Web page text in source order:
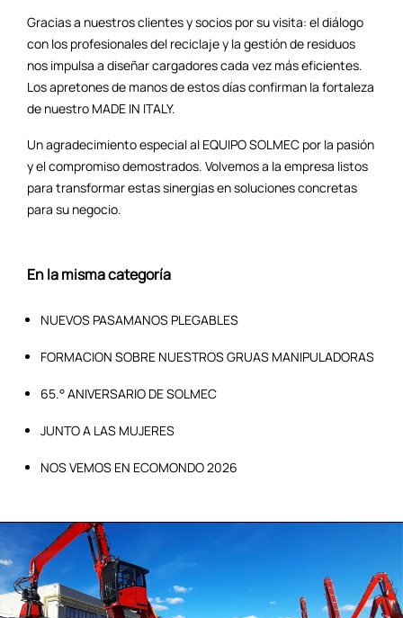
Gracias a nuestros clientes y socios por su visita: el diálogo
con los profesionales del reciclaje y la gestión de residuos
nos impulsa a diseñar cargadores cada vez más eficientes.
Los apretones de manos de estos días confirman la fortaleza
de nuestro MADE IN ITALY.
Un agradecimiento especial al EQUIPO SOLMEC por la pasión
y el compromiso demostrados. Volvemos a la empresa listos
para transformar estas sinergias en soluciones concretas
para su negocio.
En la misma categoría
NUEVOS PASAMANOS PLEGABLES
FORMACION SOBRE NUESTROS GRUAS MANIPULADORAS
65.° ANIVERSARIO DE SOLMEC
JUNTO A LAS MUJERES
NOS VEMOS EN ECOMONDO 2026